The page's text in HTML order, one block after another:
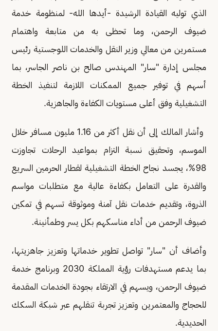
الذي توليه القيادة الرشيدة -أيدها الله- لمنظومة خدمة
ضيوف الرحمن، وما تحظى به من متابعة واهتمام
مستمرين من معالي وزير النقل والخدمات اللوجستية رئيس
مجلس إدارة "سار" المهندس صالح بن ناصر الجاسر، بما
أسهم في توفير جميع الممكنات اللازمة لتنفيذ الخطة
التشغيلية وفق أعلى مستويات الكفاءة والجاهزية.
وأشار المالك إلى أن نقل أكثر من 1.16 مليون مسافر خلال
الموسم، وتحقيق نسبة التزام بمواعيد الرحلات تجاوزت
98%، يجسد نجاح الخطة التشغيلية لقطار الحرمين السريع
والقدرة على التعامل بكفاءة عالية مع متطلبات مواسم
الذروة، وتقديم خدمات نقل آمنة وموثوقة تسهم في تمكين
ضيوف الرحمن من أداء مناسكهم بكل يسر وطمأنينة.
وأضاف أن "سار" تواصل تطوير خدماتها وتعزيز جاهزيتها،
بما يدعم مستهدفات رؤية المملكة 2030 وبرنامج خدمة
ضيوف الرحمن، ويسهم في الارتقاء بجودة الخدمات المقدمة
للحجاج والمعتمرين وتعزيز تجربة تنقلهم عبر شبكة السكك
الحديدية.